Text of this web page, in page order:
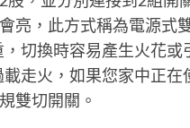
亮，此方式稱為電源式
切換時容易產生火花或
走火，如果您家中正在
雙切開關。